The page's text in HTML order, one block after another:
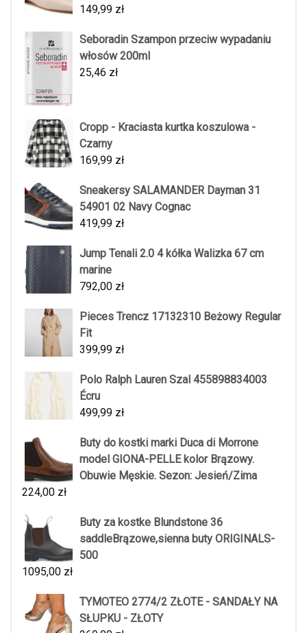
149,99 zł
Seboradin Szampon przeciw wypadaniu
włosów 200ml
25,46 zł
Cropp - Kraciasta kurtka koszulowa -
Czarny
169,99 zł
Sneakersy SALAMANDER Dayman 31
54901 02 Navy Cognac
419,99 zł
Jump Tenali 2.0 4 kółka Walizka 67 cm
marine
792,00 zł
Pieces Trencz 17132310 Beżowy Regular
Fit
399,99 zł
Polo Ralph Lauren Szal 455898834003
Écru
499,99 zł
Buty do kostki marki Duca di Morrone
model GIONA-PELLE kolor Brązowy.
Obuwie Męskie. Sezon: Jesień/Zima
224,00 zł
Buty za kostke Blundstone 36
saddleBrązowe,sienna buty ORIGINALS-
500
1095,00 zł
TYMOTEO 2774/2 ZŁOTE - SANDAŁY NA
SŁUPKU - ZŁOTY